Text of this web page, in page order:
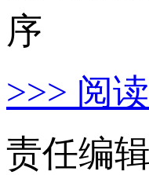
>>> 阅
责任编